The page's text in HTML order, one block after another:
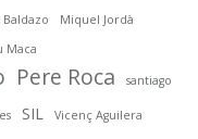
Miquel Jordà
Maca
Pere Roca santiago
SIL
Vicenç Aguilera